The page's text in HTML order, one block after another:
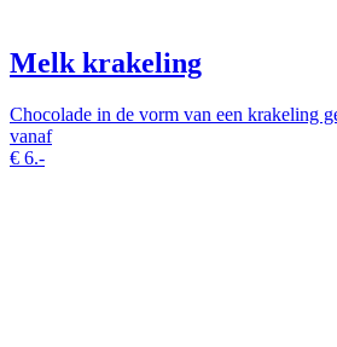
Melk krakeling
Chocolade in de vorm van een krakeling
vanaf
€ 6.-